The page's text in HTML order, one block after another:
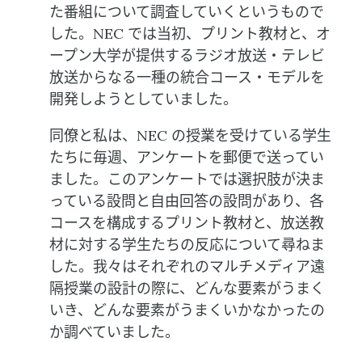
た番組について調査していくというもので
した。NEC では当初、プリント教材と、オ
ープン大学が提供するラジオ放送・テレビ
放送からなる一種の統合コース・モデルを
開発しようとしていました。
同僚と私は、NEC の授業を受けている学生
たちに毎週、アンケートを郵便で送ってい
ました。このアンケートでは選択肢が決ま
っている設問と自由回答の設問があり、各
コースを構成するプリント教材と、放送教
材に対する学生たちの反応について尋ねま
した。我々はそれぞれのマルチメディア遠
隔授業の設計の際に、どんな要素がうまく
いき、どんな要素がうまくいかなかったの
か調べていました。